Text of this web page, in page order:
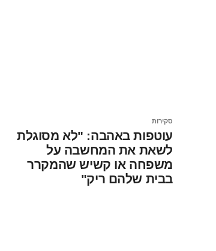
סקירות
עוטפות באהבה: "לא מסוגלת
לשאת את המחשבה על
משפחה או קשיש שהמקרר
בבית שלהם ריק"